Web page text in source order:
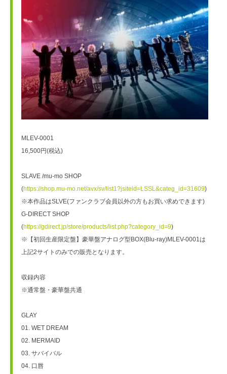
MLEV-0001
16,500円(税込)
SLAVE /mu-mo SHOP
(https://shop.mu-mo.net/avx/sv/list1?jsiteid=LSSL&categ_id=31609)
※本作品はSLVE(ファンクラブ会員以外の方もお買い求めできます)
G-DIRECT SHOP
(https://gdirect.jp/store/products/list.php?category_id=9)
※【初回生産限定盤】豪華盤アナログ型BOX(Blu-ray)MLEV-0001は
上記2サイトのみでの販売となります。
収録内容
※通常盤・豪華盤共通
GLAY
01. WET DREAM
02. MERMAID
03. サバイバル
04. 口唇